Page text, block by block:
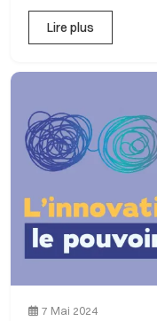
Lire plus
7 Mai 2024